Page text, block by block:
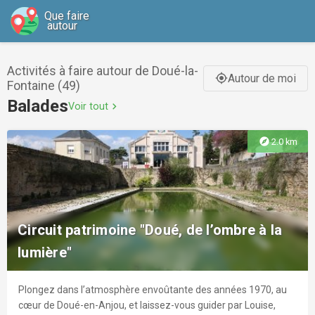
Que faire
autour
Activités à faire autour de Doué-la-
Fontaine (49)
gps_fixedAutour de moi
BaladesVoir tout chevron_right
explore2.0 km
Circuit patrimoine "Doué, de l’ombre à la
lumière"
Plongez dans l’atmosphère envoûtante des années 1970, au
cœur de Doué-en-Anjou, et laissez-vous guider par Louise,